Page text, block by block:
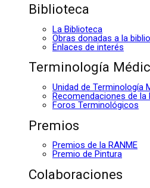
Biblioteca
La Biblioteca
Obras donadas a la
Enlaces de interés
Terminología
Unidad de Terminología
Recomendaciones de la
Foros Terminológicos
Premios
Premios de la RANME
Premio de Pintura
Colaboraciones